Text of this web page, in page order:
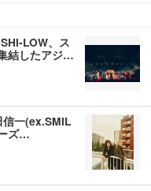
LOW、ス
結したアジ…
信一(ex.SMIL
ズ…